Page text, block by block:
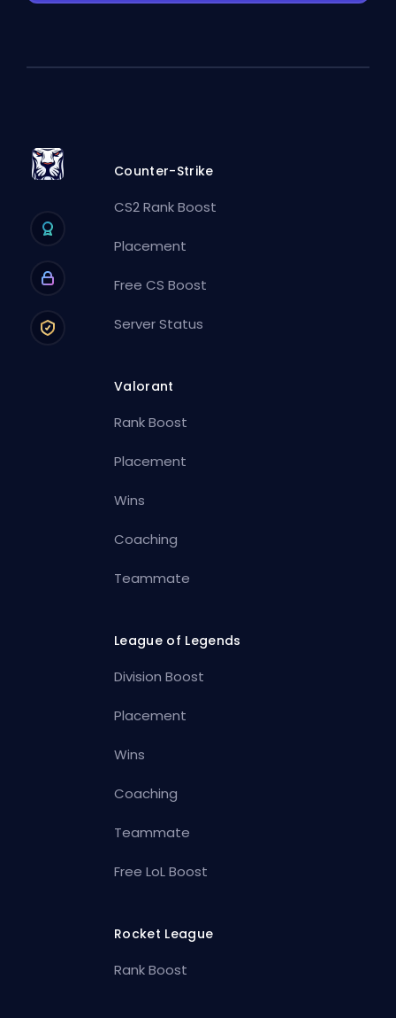
Counter-Strike
CS2 Rank Boost
Placement
Free CS Boost
Server Status
Valorant
Rank Boost
Placement
Wins
Coaching
Teammate
League of Legends
Division Boost
Placement
Wins
Coaching
Teammate
Free LoL Boost
Rocket League
Rank Boost